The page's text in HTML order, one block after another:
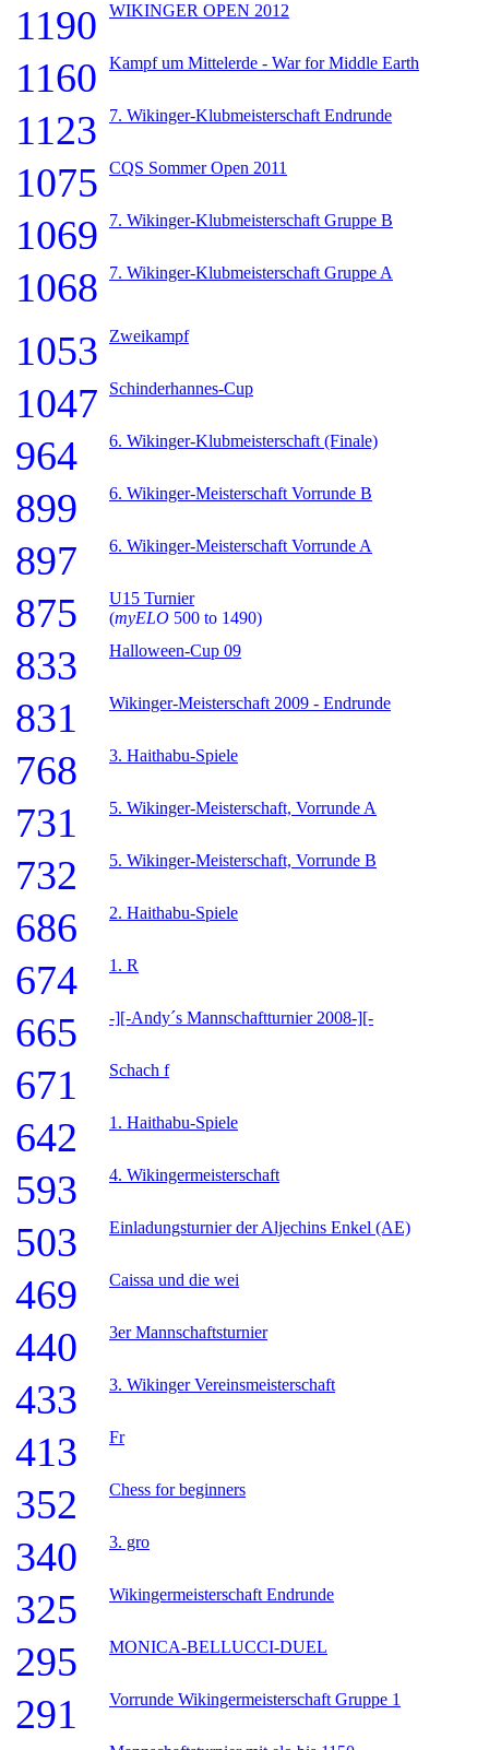
1190 WIKINGER OPEN 2012
1160 Kampf um Mittelerde - War for Middle Earth
1123 7. Wikinger-Klubmeisterschaft Endrunde
1075 CQS Sommer Open 2011
1069 7. Wikinger-Klubmeisterschaft Gruppe B
1068 7. Wikinger-Klubmeisterschaft Gruppe A
1053 Zweikampf
1047 Schinderhannes-Cup
964 6. Wikinger-Klubmeisterschaft (Finale)
899 6. Wikinger-Meisterschaft Vorrunde B
897 6. Wikinger-Meisterschaft Vorrunde A
875
U15 Turnier
(myELO 500 to 1490)
833 Halloween-Cup 09
831 Wikinger-Meisterschaft 2009 - Endrunde
768 3. Haithabu-Spiele
731 5. Wikinger-Meisterschaft, Vorrunde A
732 5. Wikinger-Meisterschaft, Vorrunde B
686 2. Haithabu-Spiele
674 1. R
665 -][-Andy´s Mannschaftturnier 2008-][-
671 Schach f
642 1. Haithabu-Spiele
593 4. Wikingermeisterschaft
503 Einladungsturnier der Aljechins Enkel (AE)
469 Caissa und die wei
440 3er Mannschaftsturnier
433 3. Wikinger Vereinsmeisterschaft
413 Fr
352 Chess for beginners
340 3. gro
325 Wikingermeisterschaft Endrunde
295 MONICA-BELLUCCI-DUEL
291 Vorrunde Wikingermeisterschaft Gruppe 1